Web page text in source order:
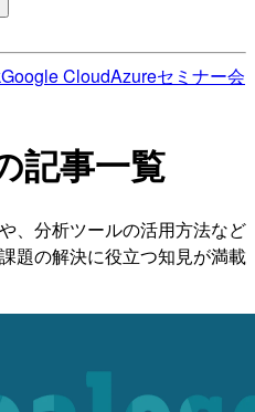
Google CloudAzureセミナー会
記事一覧
、分析ツールの活用方法など
題の解決に役立つ知見が満載